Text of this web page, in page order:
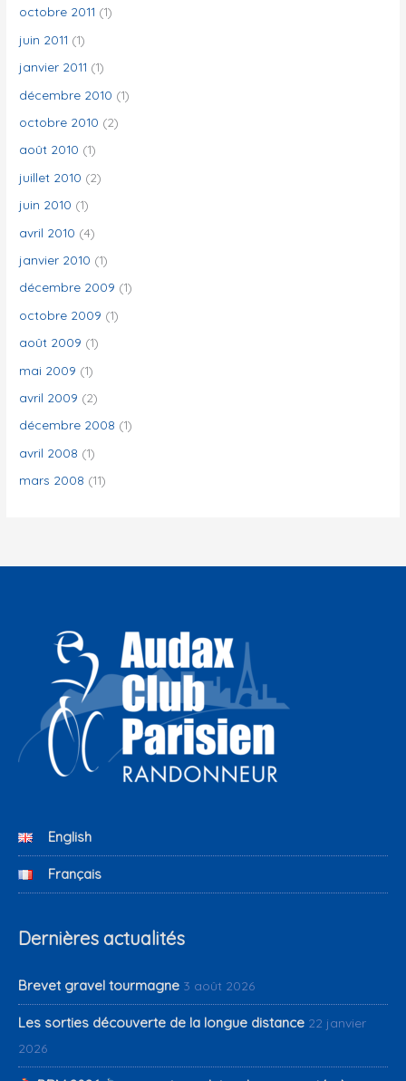
octobre 2011 (1)
juin 2011 (1)
janvier 2011 (1)
décembre 2010 (1)
octobre 2010 (2)
août 2010 (1)
juillet 2010 (2)
juin 2010 (1)
avril 2010 (4)
janvier 2010 (1)
décembre 2009 (1)
octobre 2009 (1)
août 2009 (1)
mai 2009 (1)
avril 2009 (2)
décembre 2008 (1)
avril 2008 (1)
mars 2008 (11)
English
Français
Dernières actualités
Brevet gravel tourmagne 3 août 2026
Les sorties découverte de la longue distance 22 janvier
2026